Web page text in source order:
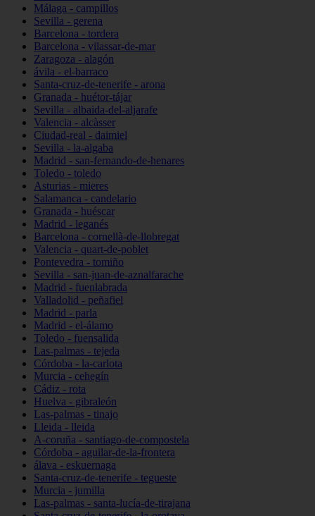
Málaga - campillos
Sevilla - gerena
Barcelona - tordera
Barcelona - vilassar-de-mar
Zaragoza - alagón
ávila - el-barraco
Santa-cruz-de-tenerife - arona
Granada - huétor-tájar
Sevilla - albaida-del-aljarafe
Valencia - alcàsser
Ciudad-real - daimiel
Sevilla - la-algaba
Madrid - san-fernando-de-henares
Toledo - toledo
Asturias - mieres
Salamanca - candelario
Granada - huéscar
Madrid - leganés
Barcelona - cornellà-de-llobregat
Valencia - quart-de-poblet
Pontevedra - tomiño
Sevilla - san-juan-de-aznalfarache
Madrid - fuenlabrada
Valladolid - peñafiel
Madrid - parla
Madrid - el-álamo
Toledo - fuensalida
Las-palmas - tejeda
Córdoba - la-carlota
Murcia - cehegín
Cádiz - rota
Huelva - gibraleón
Las-palmas - tinajo
Lleida - lleida
A-coruña - santiago-de-compostela
Córdoba - aguilar-de-la-frontera
álava - eskuernaga
Santa-cruz-de-tenerife - tegueste
Murcia - jumilla
Las-palmas - santa-lucía-de-tirajana